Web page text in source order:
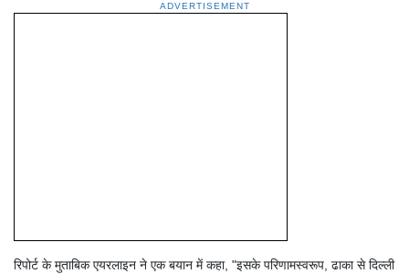
ADVERTISEMENT
रिपोर्ट के मुताबिक एयरलाइन ने एक बयान में कहा, "इसके परिणामस्वरूप, ढाका से दिल्ली